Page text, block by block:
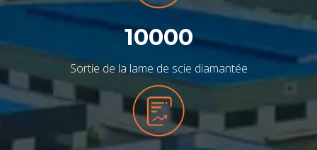
10000
Sortie de la lame de scie diamantée